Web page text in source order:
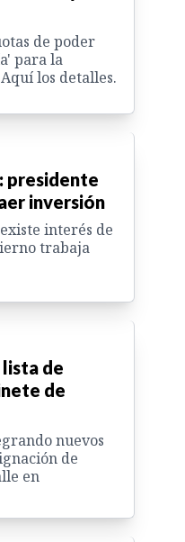
de poder
para la
los detalles.
presidente
inversión
interés de
trabaja
de
de
nuevos
de
en